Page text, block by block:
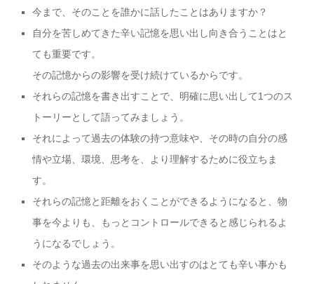
今まで、そのことを誰かに話したことはありますか？
自分を苦しめてきた辛い記憶を思い出し向き合うことはと
ても重要です。
その記憶からの影響を受け続けているからです。
それらの記憶を書き出すことで、明確に思い出して1つのス
トーリーとして語ってみましょう。
それによって過去の体験の持つ意味や、その時の自分の感
情や立場、環境、思考を、より理解するために役立ちま
す。
それらの記憶と距離をおくことができるようになると、物
事を今よりも、もっとコントロールできると感じられるよ
うになるでしょう。
そのような過去の出来事を思い出すのはとても辛い事かも